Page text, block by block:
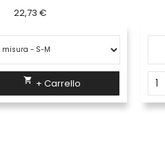
22,73 €
 + Carrello